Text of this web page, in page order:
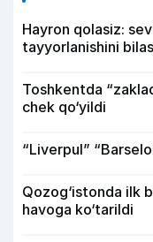
Hayron qolasiz:
tayyorlanishini
Toshkentda
chek qo‘yildi
“Liverpul”
Qozog‘istonda ilk
havoga ko‘tarildi